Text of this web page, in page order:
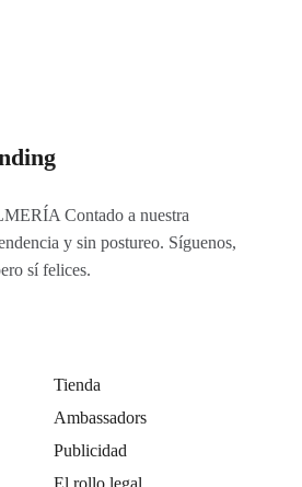
Contado a nuestra
y sin postureo. Síguenos,
sí felices.
Tienda
Ambassadors
Publicidad
El rollo legal